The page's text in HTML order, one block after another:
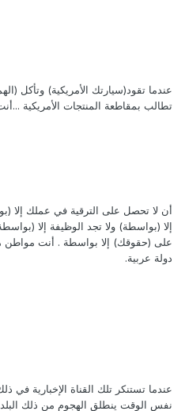
عندما تقود(سيارتك الأمريكية) وتأكل
تطالب بمقاطعة المنتجات الأمريكية
أن لا تحصل على الترقية في عملك إلا
إلا (بواسطة) ولا تجد الوظيفة إلا
على (حقوقك) إلا بواسطة . أنت
دولة عربية.
عندما تستنكر تلك القناة الإخبارية في
نفس الوقت ينطلق الهجوم من ذلك